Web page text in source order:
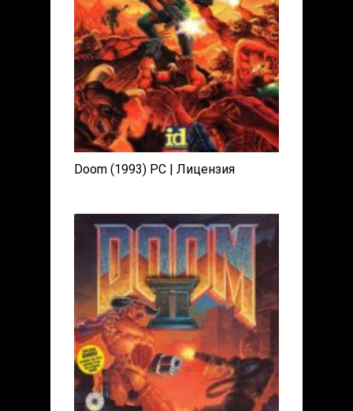
Doom (1993) PC | Лицензия